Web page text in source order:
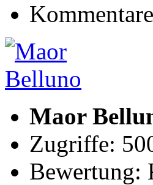
Maor
Zugriffe:
Bewertung: